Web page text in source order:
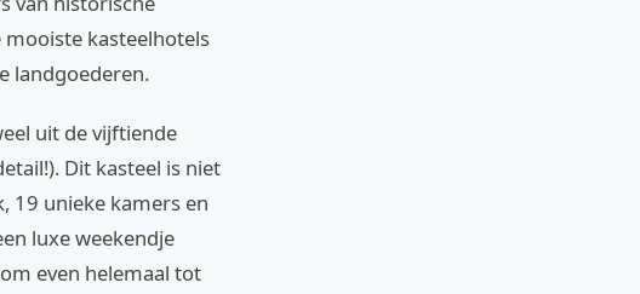
mooiste kasteelhotels
landgoederen.
uit de vijftiende
Dit kasteel is niet
19 unieke kamers en
luxe weekendje
even helemaal tot